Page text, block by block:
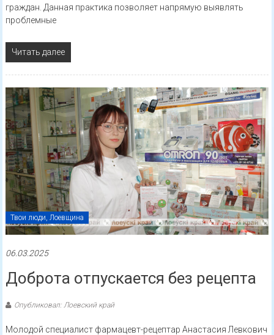
граждан. Данная практика позволяет напрямую выявлять
проблемные
Читать далее
Твои люди, Лоевщина
06.03.2025
Доброта отпускается без рецепта
Опубликовал: Лоевский край
Молодой специалист фармацевт-рецептар Анастасия Левкович